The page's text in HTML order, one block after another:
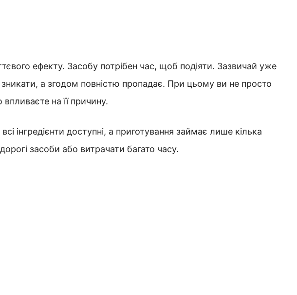
ефекту. Засобу потрібен час, щоб подіяти. Зазвичай уже
а згодом повністю пропадає. При цьому ви не просто
на її причину.
інгредієнти доступні, а приготування займає лише кілька
засоби або витрачати багато часу.